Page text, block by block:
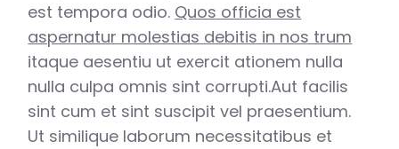
est tempora odio. Quos officia est
aspernatur molestias debitis in nos trum
itaque aesentiu ut exercit ationem nulla
nulla culpa omnis sint corrupti.Aut facilis
sint cum et sint suscipit vel praesentium.
Ut similique laborum necessitatibus et